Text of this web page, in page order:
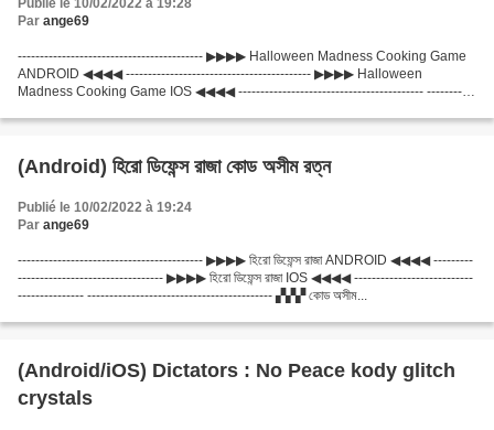
Publié le 10/02/2022 à 19:28
Par ange69
------------------------------------------ ▶▶▶▶ Halloween Madness Cooking Game
ANDROID ◀◀◀◀ ------------------------------------------ ▶▶▶▶ Halloween
Madness Cooking Game IOS ◀◀◀◀ ------------------------------------------ -----------
(Android) হিরো ডিফেন্স রাজা কোড অসীম রত্ন
Publié le 10/02/2022 à 19:24
Par ange69
------------------------------------------ ▶▶▶▶ হিরো ডিফেন্স রাজা ANDROID ◀◀◀◀ ---------
--------------------------------- ▶▶▶▶ হিরো ডিফেন্স রাজা IOS ◀◀◀◀ ---------------------------
--------------- ------------------------------------------ ▞▞▞ কোড অসীম...
(Android/iOS) Dictators : No Peace kody glitch
crystals